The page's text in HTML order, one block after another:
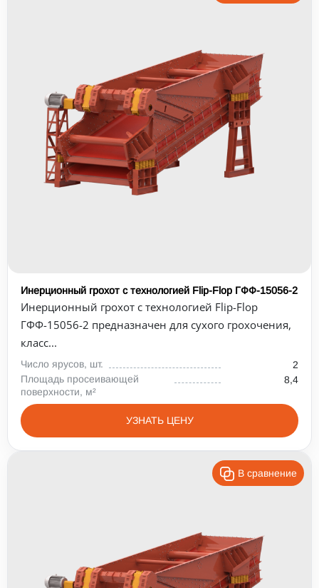
Инерционный грохот с технологией Flip-Flop ГФФ-15056-2
Инерционный грохот с технологией Flip-Flop
ГФФ-15056-2 предназначен для сухого грохочения,
класс...
Число ярусов, шт.
2
Площадь просеивающей
поверхности, м²
8,4
УЗНАТЬ ЦЕНУ
В сравнение